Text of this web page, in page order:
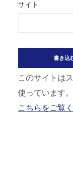
サイト
このサイトは
使っています。
こちらをご覧